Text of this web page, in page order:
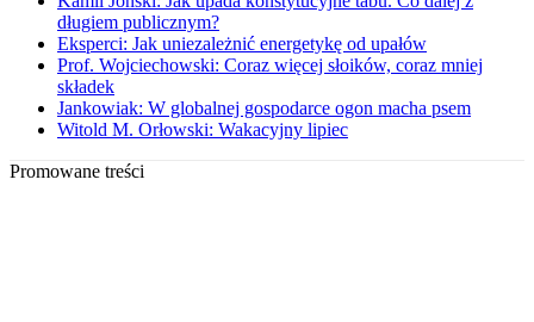
długiem publicznym?
Eksperci: Jak uniezależnić energetykę od upałów
Prof. Wojciechowski: Coraz więcej słoików, coraz mniej
składek
Jankowiak: W globalnej gospodarce ogon macha psem
Witold M. Orłowski: Wakacyjny lipiec
Promowane treści